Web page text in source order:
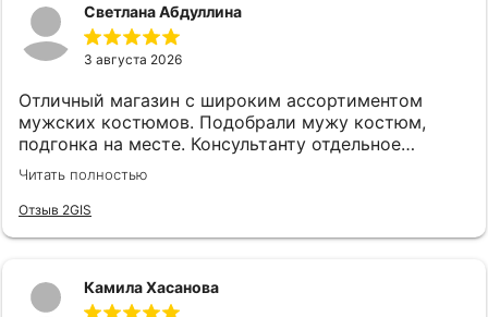
Светлана Абдуллина
3 августа 2026
Отличный магазин с широким ассортиментом
мужских костюмов. Подобрали мужу костюм,
подгонка на месте. Консультанту отдельное
спасибо, подсказала, все подобрала! Спасибо!
Читать полностью
Отзыв 2GIS
Камила Хасанова